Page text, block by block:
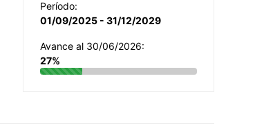
Período:
01/09/2025 - 31/12/2029
Avance al 30/06/2026:
27%